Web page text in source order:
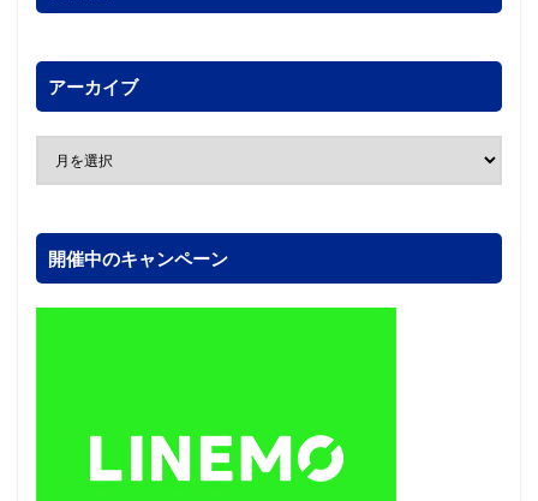
アーカイブ
開催中のキャンペーン